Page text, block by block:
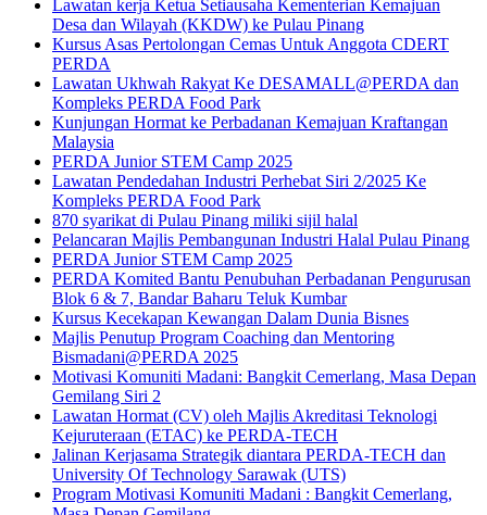
Lawatan kerja Ketua Setiausaha Kementerian Kemajuan
Desa dan Wilayah (KKDW) ke Pulau Pinang
Kursus Asas Pertolongan Cemas Untuk Anggota CDERT
PERDA
Lawatan Ukhwah Rakyat Ke DESAMALL@PERDA dan
Kompleks PERDA Food Park
Kunjungan Hormat ke Perbadanan Kemajuan Kraftangan
Malaysia
PERDA Junior STEM Camp 2025
Lawatan Pendedahan Industri Perhebat Siri 2/2025 Ke
Kompleks PERDA Food Park
870 syarikat di Pulau Pinang miliki sijil halal
Pelancaran Majlis Pembangunan Industri Halal Pulau Pinang
PERDA Junior STEM Camp 2025
PERDA Komited Bantu Penubuhan Perbadanan Pengurusan
Blok 6 & 7, Bandar Baharu Teluk Kumbar
Kursus Kecekapan Kewangan Dalam Dunia Bisnes
Majlis Penutup Program Coaching dan Mentoring
Bismadani@PERDA 2025
Motivasi Komuniti Madani: Bangkit Cemerlang, Masa Depan
Gemilang Siri 2
Lawatan Hormat (CV) oleh Majlis Akreditasi Teknologi
Kejuruteraan (ETAC) ke PERDA-TECH
Jalinan Kerjasama Strategik diantara PERDA-TECH dan
University Of Technology Sarawak (UTS)
Program Motivasi Komuniti Madani : Bangkit Cemerlang,